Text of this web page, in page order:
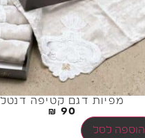
מפיות דגם קטיפה דנטל
90
₪
הוספה לסל